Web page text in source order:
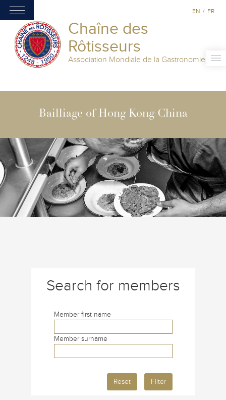
Chaîne des
Rôtisseurs
Association Mondiale de la Gastronomie
EN / FR
Bailliage of Hong Kong China
Search for members
Member first name
Member surname
Reset Filter